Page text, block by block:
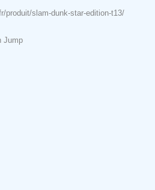
produit/slam-dunk-star-edition-t13/
Jump